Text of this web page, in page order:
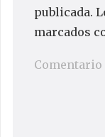
publicada.
marcados